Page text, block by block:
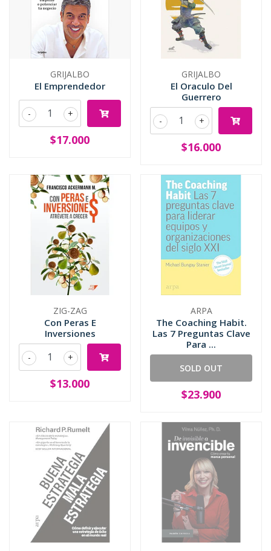
GRIJALBO
El Emprendedor
+
-
$17.000
GRIJALBO
El Oraculo Del
Guerrero
+
-
$16.000
ZIG-ZAG
Con Peras E
Inversiones
+
-
$13.000
ARPA
The Coaching Habit.
Las 7 Preguntas Clave
Para ...
SOLD OUT
$23.900